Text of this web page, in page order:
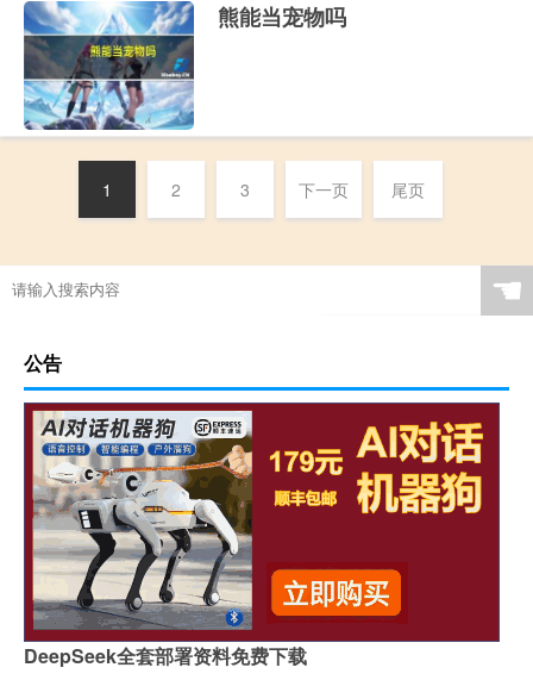
熊能当宠物吗
1 2 3 下一页 尾页
☚
公告
DeepSeek全套部署资料免费下载